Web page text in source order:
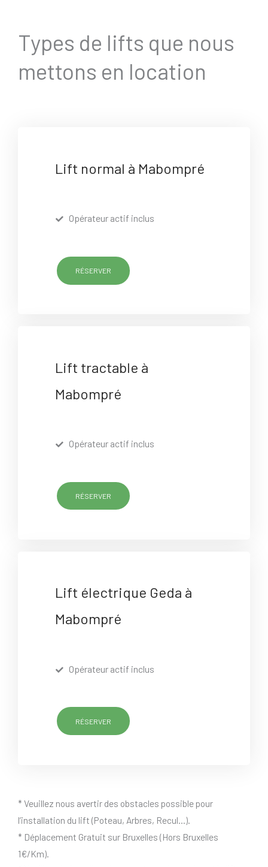
Types de lifts que nous
mettons en location
Lift normal à Mabompré
Opérateur actif inclus
RÉSERVER
Lift tractable à
Mabompré
Opérateur actif inclus
RÉSERVER
Lift électrique Geda à
Mabompré
Opérateur actif inclus
RÉSERVER
* Veuillez nous avertir des obstacles possible pour
l’installation du lift (Poteau, Arbres, Recul…).
* Déplacement Gratuit sur Bruxelles (Hors Bruxelles
1€/Km).